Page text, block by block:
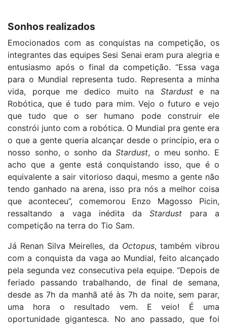
Sonhos realizados
Emocionados com as conquistas na competição, os
integrantes das equipes Sesi Senai eram pura alegria e
entusiasmo após o final da competição. “Essa vaga
para o Mundial representa tudo. Representa a minha
vida, porque me dedico muito na Starduste na
Robótica, que é tudo para mim. Vejo o futuro e vejo
que tudo que o ser humano pode construir ele
constrói junto com a robótica. O Mundial pra gente era
o que a gente queria alcançar desde o princípio, era o
nosso sonho, o sonho daStardust, o meu sonho. E
acho que a gente está conquistando isso, que é o
equivalente a sair vitorioso daqui, mesmo a gente não
tendo ganhado na arena, isso pra nós a melhor coisa
que aconteceu”, comemorou Enzo Magosso Picin,
ressaltando a vaga inédita daStardust para a
competição na terra do Tio Sam.
Já Renan Silva Meirelles, da Octopus, também vibrou
com a conquista da vaga ao Mundial, feito alcançado
pela segunda vez consecutiva pela equipe. “Depois de
feriado passando trabalhando, de final de semana,
desde as 7h da manhã até às 7h da noite, sem parar,
uma hora o resultado vem. E veio! É uma
oportunidade gigantesca. No ano passado, que foi